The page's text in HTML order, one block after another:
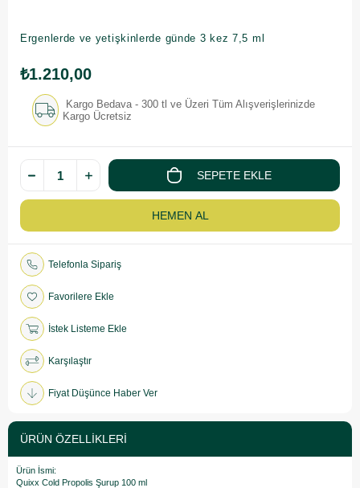
Ergenlerde ve yetişkinlerde günde 3 kez 7,5 ml
₺1.210,00
Kargo Bedava - 300 tl ve Üzeri Tüm Alışverişlerinizde
Kargo Ücretsiz
Telefonla Sipariş
Favorilere Ekle
İstek Listeme Ekle
Karşılaştır
Fiyat Düşünce Haber Ver
ÜRÜN ÖZELLIKLERI
Ürün İsmi:
Quixx Cold Propolis Şurup 100 ml